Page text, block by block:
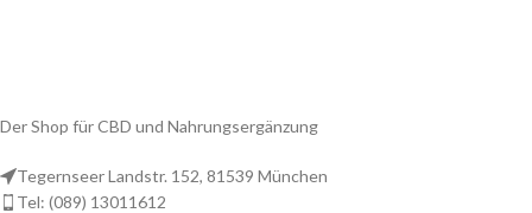
Der Shop für CBD und Nahrungsergänzung
Tegernseer Landstr. 152, 81539 München
Tel: (089) 13011612